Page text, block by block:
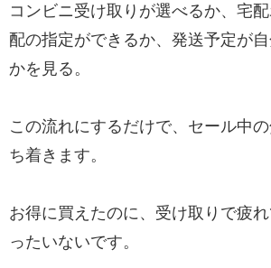
コンビニ受け取りが選べるか、宅
配の指定ができるか、発送予定が
かを見る。
この流れにするだけで、セール中
ち着きます。
お得に買えたのに、受け取りで疲
ったいないです。